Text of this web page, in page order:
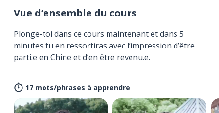
Vue d’ensemble du cours
Plonge-toi dans ce cours maintenant et dans 5
minutes tu en ressortiras avec l’impression d’être
parti.e en Chine et d’en être revenu.e.
17 mots/phrases à apprendre